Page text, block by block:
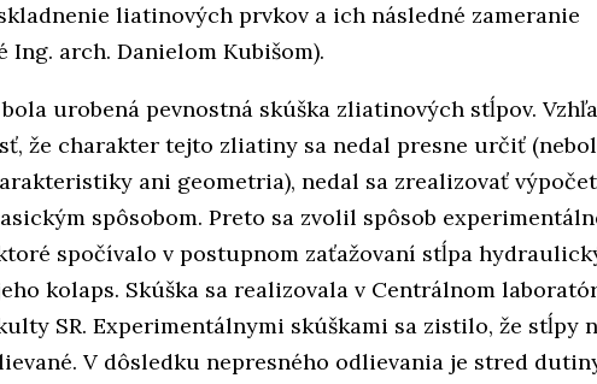
liatinových prvkov a ich následné zameranie
Ing. arch. Danielom Kubišom).
urobená pevnostná skúška zliatinových stĺpov.
že charakter tejto zliatiny sa nedal presne určiť
ani geometria), nedal sa zrealizovať
spôsobom. Preto sa zvolil spôsob
spočívalo v postupnom zaťažovaní stĺpa
kolaps. Skúška sa realizovala v Centrálnom
SR. Experimentálnymi skúškami sa zistilo, že stĺpy
V dôsledku nepresného odlievania je stred